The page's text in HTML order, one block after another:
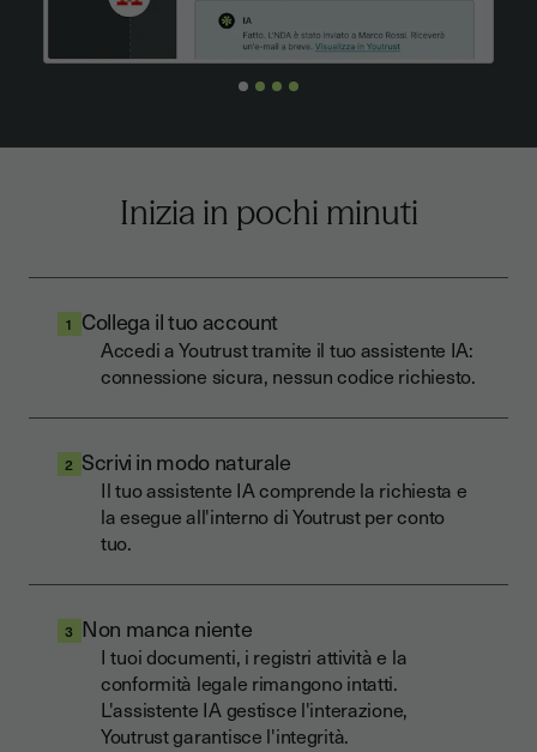
Inizia in pochi minuti
1 Collega il tuo account
Accedi a Youtrust tramite il tuo assistente IA:
connessione sicura, nessun codice richiesto.
2 Scrivi in modo naturale
Il tuo assistente IA comprende la richiesta e
la esegue all'interno di Youtrust per conto
tuo.
3 Non manca niente
I tuoi documenti, i registri attività e la
conformità legale rimangono intatti.
L'assistente IA gestisce l'interazione,
Youtrust garantisce l'integrità.